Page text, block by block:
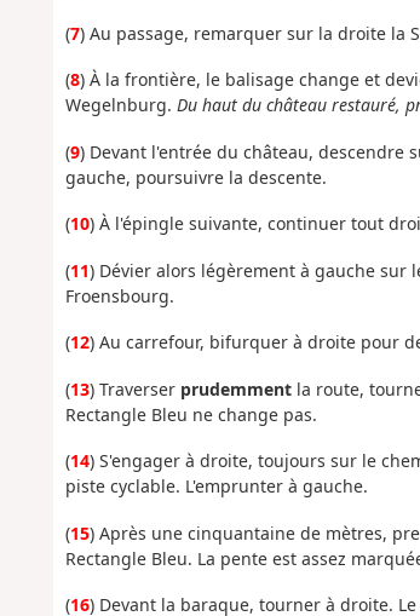
(7) Au passage, remarquer sur la droite la
(8) À la frontière, le balisage change et
Wegelnburg. Du haut du château restauré,
(9) Devant l'entrée du château, descendre
gauche, poursuivre la descente.
(10) À l'épingle suivante, continuer tout
(11) Dévier alors légèrement à gauche sur
Froensbourg.
(12) Au carrefour, bifurquer à droite pour
(13) Traverserprudemmentla route,
Rectangle Bleu ne change pas.
(14) S'engager à droite, toujours sur le
piste cyclable. L'emprunter à gauche.
(15) Après une cinquantaine de mètres,
Rectangle Bleu. La pente est assez
(16) Devant la baraque, tourner à droite.